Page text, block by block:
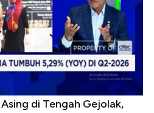
di Tengah Gejolak,